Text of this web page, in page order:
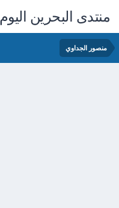
منتدى البحرين اليوم
منصور الجداوي